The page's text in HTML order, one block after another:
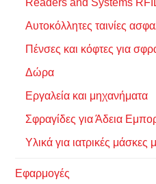
Readers and Systems
Αυτοκόλλητες ταινίες
Πένσες και κόφτες για
Δώρα
Εργαλεία και μηχανήματα
Σφραγίδες για Άδεια
Υλικά για ιατρικές μάσκες
Εφαρμογές